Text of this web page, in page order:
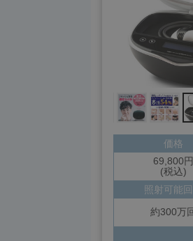
価格
69,800円
(税込)
照射可能
約300万